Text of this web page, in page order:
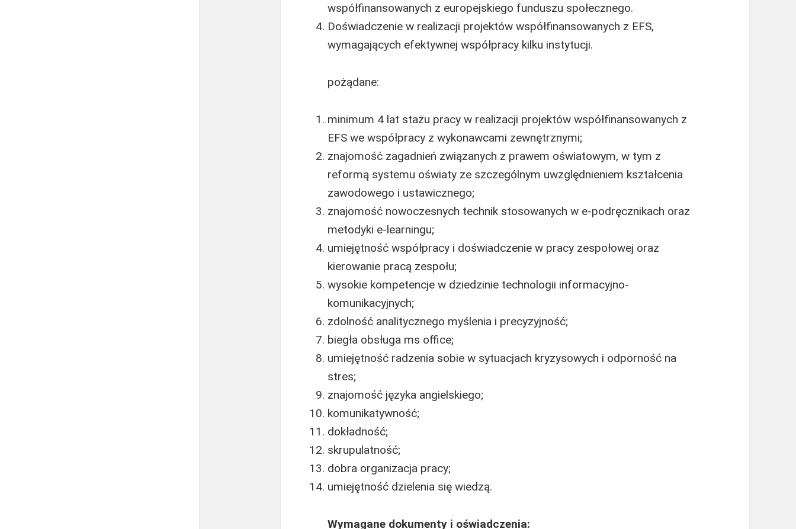
współfinansowanych z europejskiego funduszu społecznego.
Doświadczenie w realizacji projektów współfinansowanych z EFS,
wymagających efektywnej współpracy kilku instytucji.
pożądane:
minimum 4 lat stażu pracy w realizacji projektów współfinansowanych z
EFS we współpracy z wykonawcami zewnętrznymi;
znajomość zagadnień związanych z prawem oświatowym, w tym z
reformą systemu oświaty ze szczególnym uwzględnieniem kształcenia
zawodowego i ustawicznego;
znajomość nowoczesnych technik stosowanych w e-podręcznikach oraz
metodyki e-learningu;
umiejętność współpracy i doświadczenie w pracy zespołowej oraz
kierowanie pracą zespołu;
wysokie kompetencje w dziedzinie technologii informacyjno-
komunikacyjnych;
zdolność analitycznego myślenia i precyzyjność;
biegła obsługa ms office;
umiejętność radzenia sobie w sytuacjach kryzysowych i odporność na
stres;
znajomość języka angielskiego;
komunikatywność;
dokładność;
skrupulatność;
dobra organizacja pracy;
umiejętność dzielenia się wiedzą.
Wymagane dokumenty i oświadczenia: